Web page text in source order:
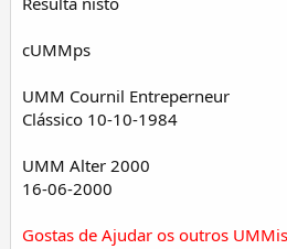
cUMMps
UMM Cournil Entreperneur
Clássico 10-10-1984
UMM Alter 2000
16-06-2000
Gostas de Ajudar os outros